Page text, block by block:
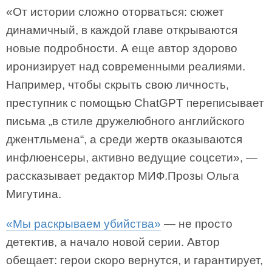
«От истории сложно оторваться: сюжет
динамичный, в каждой главе открываются
новые подробности. А еще автор здорово
иронизирует над современными реалиями.
Например, чтобы скрыть свою личность,
преступник с помощью ChatGPT переписывает
письма „в стиле дружелюбного английского
джентльмена“, а среди жертв оказываются
инфлюенсеры, активно ведущие соцсети», —
рассказывает редактор МИФ.Прозы Ольга
Мигутина.
«Мы раскрываем убийства» — не просто
детектив, а начало новой серии. Автор
обещает: герои скоро вернутся, и гарантирует,